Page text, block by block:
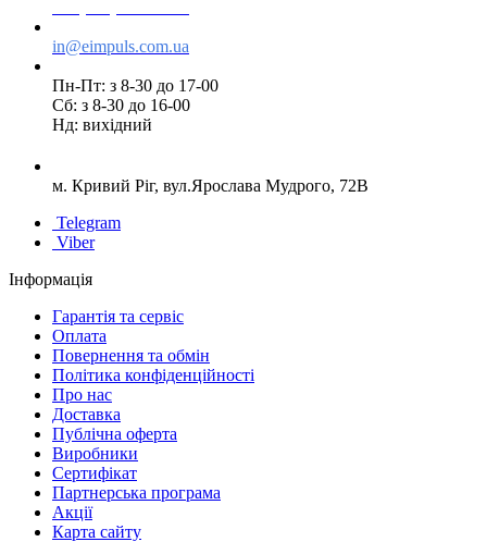
in@eimpuls.com.ua
Пн-Пт: з 8-30 до 17-00
Сб: з 8-30 до 16-00
Нд: вихідний
м. Кривий Ріг, вул.Ярослава Мудрого, 72В
Telegram
Viber
Інформація
Гарантія та сервіс
Оплата
Повернення та обмін
Політика конфіденційності
Про нас
Доставка
Публічна оферта
Виробники
Сертифікат
Партнерська програма
Акції
Карта сайту